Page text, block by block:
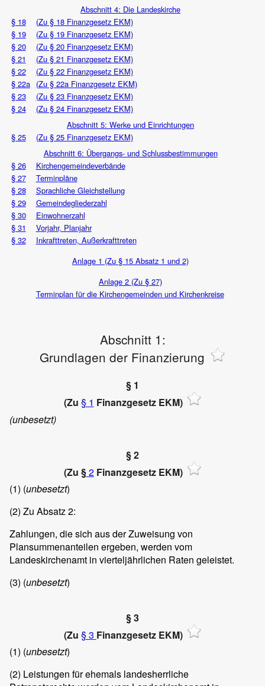
Abschnitt 4: Die Landeskirche
§ 18
(Zu § 18 Finanzgesetz EKM)
§ 19
(Zu § 19 Finanzgesetz EKM)
§ 20
(Zu § 20 Finanzgesetz EKM)
§ 21
(Zu § 21 Finanzgesetz EKM)
§ 22
(Zu § 22 Finanzgesetz EKM)
§ 22a
(Zu § 22a Finanzgesetz EKM)
§ 23
(Zu § 23 Finanzgesetz EKM)
§ 24
(Zu § 24 Finanzgesetz EKM)
Abschnitt 5: Werke und Einrichtungen
§ 25
(Zu § 25 Finanzgesetz EKM)
Abschnitt 6: Übergangs- und Schlussbestimmungen
§ 26
Kirchengemeindeverbände
§ 27
Terminpläne
§ 28
Sprachliche Gleichstellung
§ 29
Gemeindegliederzahl
§ 30
Einwohnerzahl
§ 31
Vorjahr, Planjahr
§ 32
Inkrafttreten, Außerkrafttreten
Anlage 1 (Zu § 15 Absatz 1 und 2)
Anlage 2 (Zu § 27)
Terminplan für die Kirchengemeinden und Kirchenkreise
Abschnitt 1:
Grundlagen der Finanzierung
§ 1
(Zu § 1 Finanzgesetz EKM)
(unbesetzt)
§ 2
(Zu §2Finanzgesetz EKM)
(1) (unbesetzt)
(2) Zu Absatz 2:
Zahlungen, die sich aus der Zuweisung von
Plansummenanteilen ergeben, werden vom
Landeskirchenamt in vierteljährlichen Raten geleistet.
(3) (unbesetzt)
§ 3
(Zu § 3 Finanzgesetz EKM)
(1) (unbesetzt)
(2) Leistungen für ehemals landesherrliche